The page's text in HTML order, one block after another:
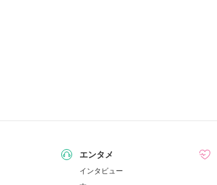
エンタメ
インタビュー